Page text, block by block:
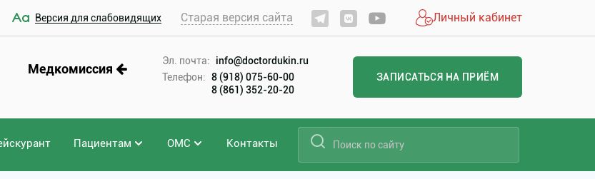
Версия для слабовидящих Старая версия сайта Личный кабинет
Медкомиссия
Эл. почта:
info@doctordukin.ru
Телефон: 8 (918) 075-60-00
8 (861) 352-20-20
ЗАПИСАТЬСЯ НА ПРИЁМ
Пациентам ОМС Контакты